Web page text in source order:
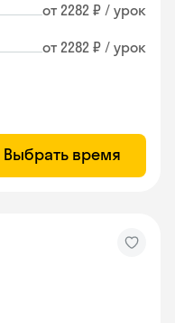
от 2282 ₽ / урок
от 2282 ₽ / урок
Выбрать время